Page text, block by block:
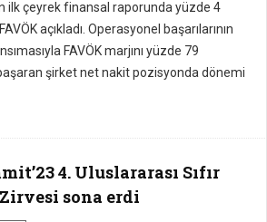
ilk çeyrek finansal raporunda yüzde 4
açıkladı. Operasyonel başarılarının
FAVÖK marjını yüzde 79
şirket net nakit pozisyonda dönemi
4. Uluslararası Sıfır
sona erdi